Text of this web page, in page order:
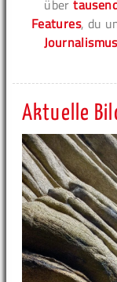
über
Features, du
Journalismus
Aktuelle